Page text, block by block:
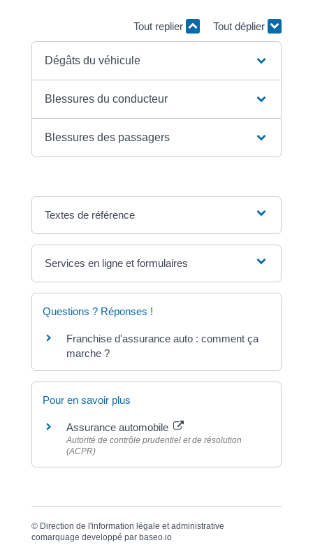
Tout replier Tout déplier
Dégâts du véhicule
Blessures du conducteur
Blessures des passagers
Textes de référence
Services en ligne et formulaires
Questions ? Réponses !
Franchise d'assurance auto : comment ça
marche ?
Pour en savoir plus
Assurance automobile
Autorité de contrôle prudentiel et de résolution
(ACPR)
© Direction de l'information légale et administrative
comarquage developpé par baseo.io